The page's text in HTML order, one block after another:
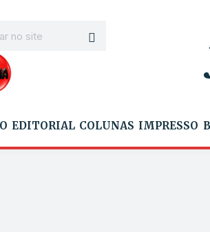
EDITORIAL COLUNAS IMPRESSO